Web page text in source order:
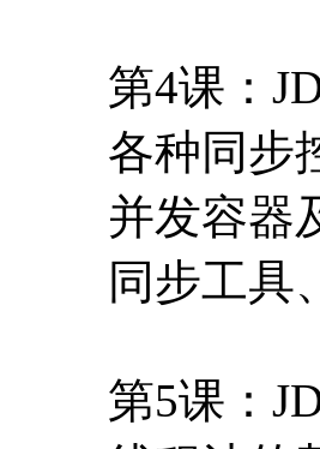
第4课：
各种同步
并发容器
同步工具
第5课：